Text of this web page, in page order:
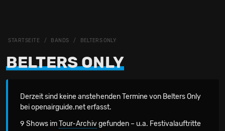
STARTSEITE BANDS BELTERS ONLY
BELTERS ONLY
Derzeit sind keine anstehenden Termine von Belters Only
bei openairguide.net erfasst.
9 Shows imTour-Archivgefunden – u.a. Festivalauftritte